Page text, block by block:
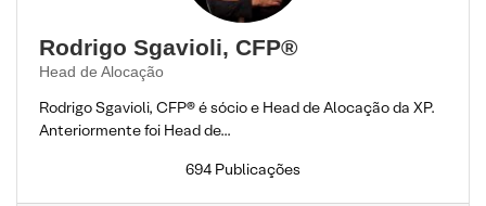
Rodrigo Sgavioli, CFP®
Head de Alocação
Rodrigo Sgavioli, CFP® é sócio e Head de Alocação da XP.
Anteriormente foi Head de...
694 Publicações